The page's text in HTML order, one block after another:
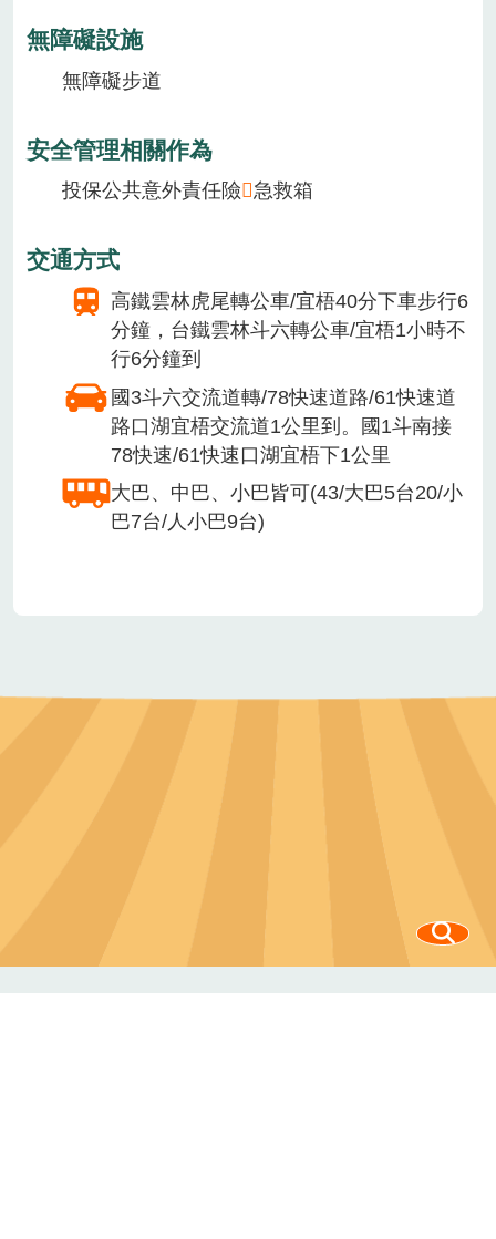
無障礙設施
無障礙步道
安全管理相關作為
投保公共意外責任險 急救箱
交通方式
高鐵雲林虎尾轉公車/宜梧40分下車步行6
分鐘，台鐵雲林斗六轉公車/宜梧1小時不
行6分鐘到
國3斗六交流道轉/78快速道路/61快速道
路口湖宜梧交流道1公里到。國1斗南接
78快速/61快速口湖宜梧下1公里
大巴、中巴、小巴皆可(43/大巴5台20/小
巴7台/人小巴9台)